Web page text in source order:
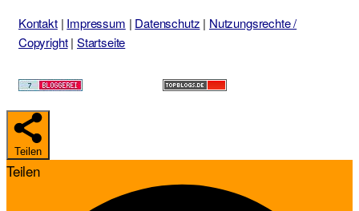
Kontakt| Impressum | Datenschutz | Nutzungsrechte /
Copyright| Startseite
Teilen
Teilen